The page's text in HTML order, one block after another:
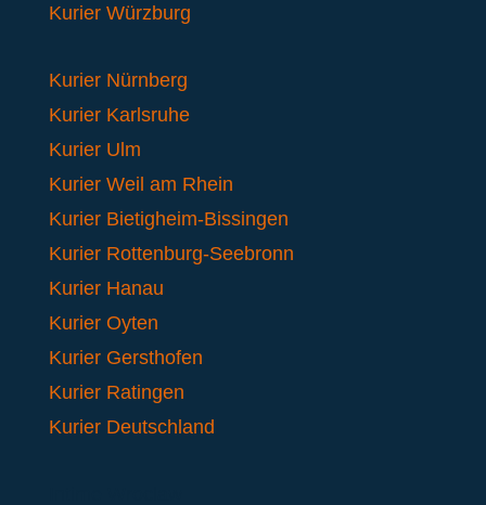
Kurier Würzburg
Kurier Nürnberg
Kurier Karlsruhe
Kurier Ulm
Kurier Weil am Rhein
Kurier Bietigheim-Bissingen
Kurier Rottenburg-Seebronn
Kurier Hanau
Kurier Oyten
Kurier Gersthofen
Kurier Ratingen
Kurier Deutschland